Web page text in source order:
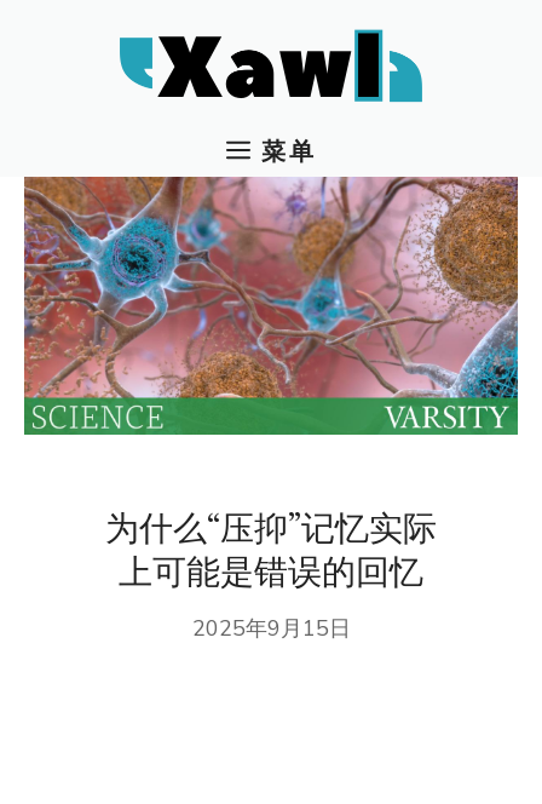
菜单
为什么“压抑”记忆实际
上可能是错误的回忆
2025年9月15日